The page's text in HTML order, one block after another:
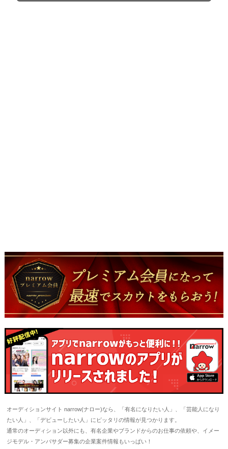
オーディションサイト narrow(ナロー)なら、「有名になりたい人」、「芸能人になり
たい人」、「デビューしたい人」にピッタリの情報が見つかります。
通常のオーディション以外にも、有名企業やブランドからのお仕事の依頼や、イメー
ジモデル・アンバサダー募集の企業案件情報もいっぱい！